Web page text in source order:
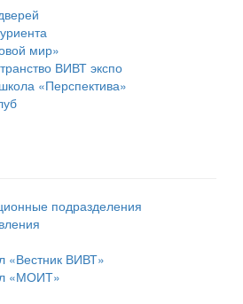
мир»
ВИВТ экспо
«Перспектива»
подразделения
«Вестник ВИВТ»
«МОИТ»